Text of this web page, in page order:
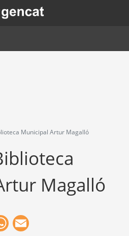
Vés
al
en una nova finestra.
Municipal Artur Magalló
Magalló
WhatsApp